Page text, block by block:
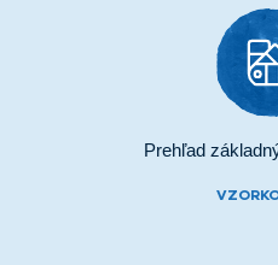
Prehľad